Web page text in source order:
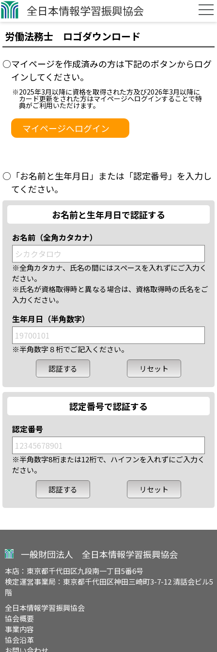
全日本情報学習振興協会
労働法務士 ロゴダウンロード
○マイページを作成済みの方は下記のボタンからログ
インしてください。
※2025年3月以降に資格を取得された方及び2026年3月以降に
カード更新をされた方はマイページへログインすることで特
典がご利用いただけます。
マイページへログイン
○「お名前と生年月日」または「認定番号」を入力し
てください。
お名前と生年月日で認証する
お名前（全角カタカナ）
※全角カタカナ、氏名の間にはスペースを入れずにご入力く
ださい。
※氏名が資格取得時と異なる場合は、資格取得時の氏名をご
入力ください。
生年月日（半角数字）
※半角数字８桁でご記入ください。
認定番号で認証する
認定番号
※半角数字8桁または12桁で、ハイフンを入れずにご入力く
ださい。
一般財団法人 全日本情報学習振興協会
本店：東京都千代田区九段南一丁目5番6号
検定運営事業局：東京都千代田区神田三崎町3-7-12 清話会ビル5
階
全日本情報学習振興協会
協会概要
事業内容
協会沿革